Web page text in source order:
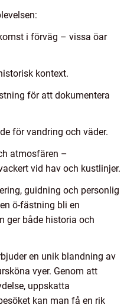
i förväg – vissa öar
kontext.
för att dokumentera
för vandring och väder.
atmosfären –
vid hav och kustlinjer.
guidning och personlig
ö-fästning bli en
ger både historia och
en unik blandning av
vyer. Genom att
uppskatta
kan man få en rik